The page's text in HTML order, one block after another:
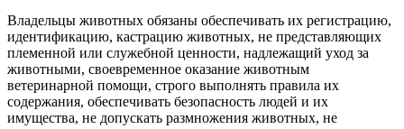
Владельцы животных обязаны обеспечивать их регистрацию,
идентификацию, кастрацию животных, не представляющих
племенной или служебной ценности, надлежащий‌ уход за
животными, своевременное оказание животным
ветеринарной‌ помощи, строго выполнять правила их
содержания, обеспечивать безопасность людей‌ и их
имущества, не допускать размножения животных, не